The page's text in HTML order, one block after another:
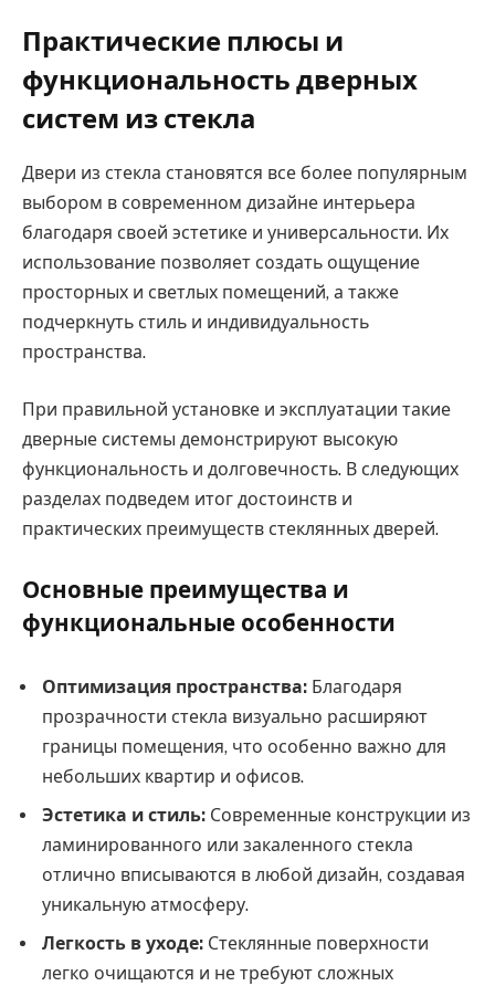
Практические плюсы и
функциональность дверных
систем из стекла
Двери из стекла становятся все более популярным
выбором в современном дизайне интерьера
благодаря своей эстетике и универсальности. Их
использование позволяет создать ощущение
просторных и светлых помещений, а также
подчеркнуть стиль и индивидуальность
пространства.
При правильной установке и эксплуатации такие
дверные системы демонстрируют высокую
функциональность и долговечность. В следующих
разделах подведем итог достоинств и
практических преимуществ стеклянных дверей.
Основные преимущества и
функциональные особенности
Оптимизация пространства: Благодаря
прозрачности стекла визуально расширяют
границы помещения, что особенно важно для
небольших квартир и офисов.
Эстетика и стиль: Современные конструкции из
ламинированного или закаленного стекла
отлично вписываются в любой дизайн, создавая
уникальную атмосферу.
Легкость в уходе: Стеклянные поверхности
легко очищаются и не требуют сложных